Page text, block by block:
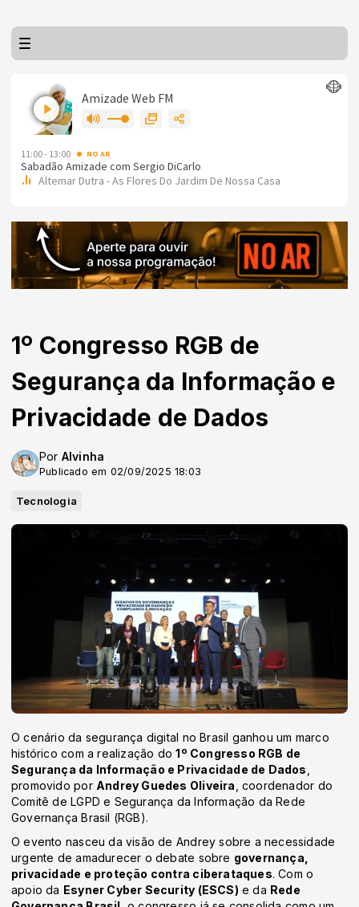
1º Congresso RGB de
Segurança da Informação e
Privacidade de Dados
Por Alvinha
Publicado em 02/09/2025 18:03
Tecnologia
O cenário da segurança digital no Brasil ganhou um marco
histórico com a realização do1º Congresso RGB de
Segurança da Informação e Privacidade de Dados
promovido por Andrey Guedes Oliveira , coordenador do
Comitê de LGPD e Segurança da Informação da Rede
Governança Brasil (RGB).
O evento nasceu da visão de Andrey sobre a necessidade
urgente de amadurecer o debate sobre governança,
privacidade e proteção contra ciberataques. Com o
apoio da Esyner Cyber Security (ESCS) e da Rede